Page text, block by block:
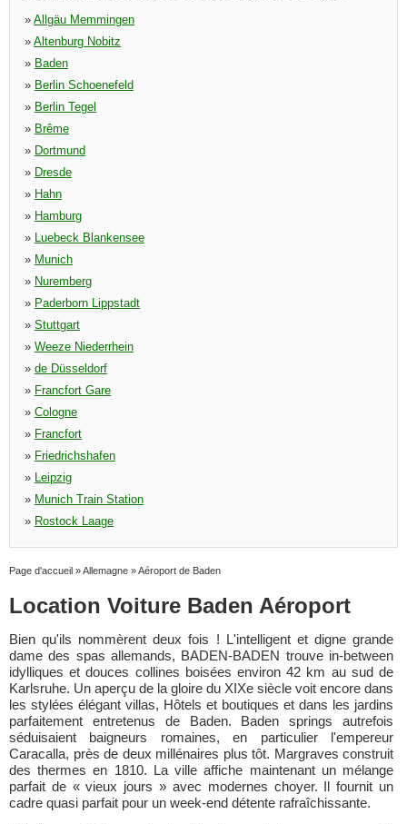
» Allgäu Memmingen
» Altenburg Nobitz
» Baden
» Berlin Schoenefeld
» Berlin Tegel
» Brême
» Dortmund
» Dresde
» Hahn
» Hamburg
» Luebeck Blankensee
» Munich
» Nuremberg
» Paderborn Lippstadt
» Stuttgart
» Weeze Niederrhein
» de Düsseldorf
» Francfort Gare
» Cologne
» Francfort
» Friedrichshafen
» Leipzig
» Munich Train Station
» Rostock Laage
Page d'accueil »Allemagne »Aéroport de Baden
Location Voiture Baden Aéroport
Bien qu'ils nommèrent deux fois ! L'intelligent et digne grande
dame des spas allemands, BADEN-BADEN trouve in-between
idylliques et douces collines boisées environ 42 km au sud de
Karlsruhe. Un aperçu de la gloire du XIXe siècle voit encore dans
les stylées élégant villas, Hôtels et boutiques et dans les jardins
parfaitement entretenus de Baden. Baden springs autrefois
séduisaient baigneurs romaines, en particulier l'empereur
Caracalla, près de deux millénaires plus tôt. Margraves construit
des thermes en 1810. La ville affiche maintenant un mélange
parfait de « vieux jours » avec modernes choyer. Il fournit un
cadre quasi parfait pour un week-end détente rafraîchissante.